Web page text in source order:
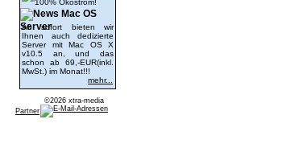
Mac OS
Server
Ab sofort bieten wir
Ihnen auch dedizierte
Server mit Mac OS X
v10.5 an, und das
schon ab 69,-EUR(inkl.
MwSt.) im Monat!!!
mehr...
Partner
©2026 xtra-media